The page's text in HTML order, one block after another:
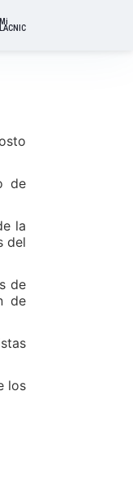
Mi
LACNIC
de
la
del
de
de
los